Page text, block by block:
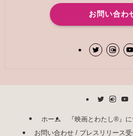
お問い合わ
ホーム 『映画とわたし®︎』
お問い合わせ / プレスリリース